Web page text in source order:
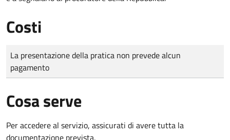
Costi
Tipo di pagamento
Importo
La presentazione della pratica non prevede alcun
pagamento
Cosa serve
Per accedere al servizio, assicurati di avere tutta la
documentazione prevista.